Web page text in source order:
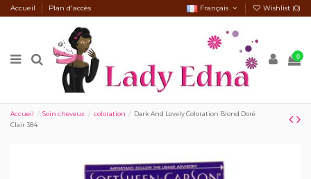
Accueil Plan d'accès Français Wishlist (0)
0
Accueil Soin cheveux coloration
Dark And Lovely Coloration Blond Doré
Clair 384